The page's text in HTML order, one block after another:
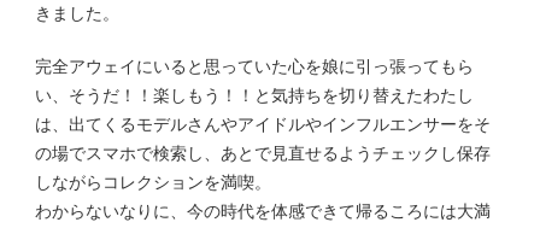
きました。
完全アウェイにいると思っていた心を娘に引っ張ってもら
い、そうだ！！楽しもう！！と気持ちを切り替えたわたし
は、出てくるモデルさんやアイドルやインフルエンサーをそ
の場でスマホで検索し、あとで見直せるようチェックし保存
しながらコレクションを満喫。
わからないなりに、今の時代を体感できて帰るころには大満